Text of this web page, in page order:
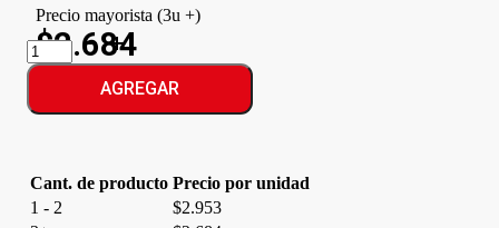
Precio mayorista (3u +)
$2.684
PAN
HARINA
MAIZ
cantidad
AGREGAR
Cant. de producto Precio por unidad
1 - 2
$2.953